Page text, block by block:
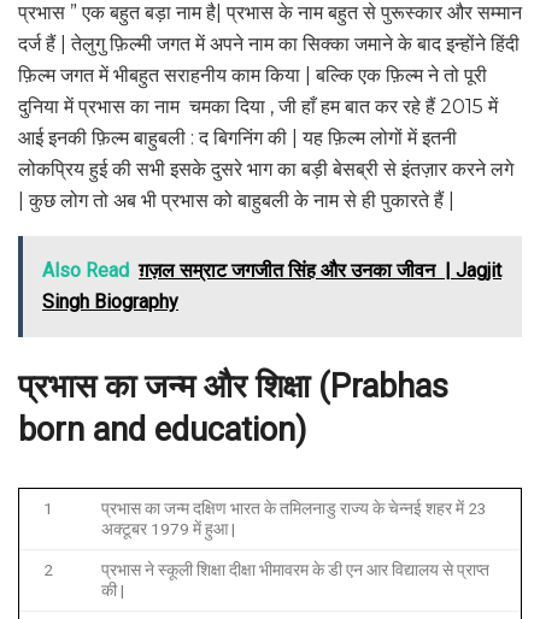
प्रभास ” एक बहुत बड़ा नाम है| प्रभास के नाम बहुत से पुरूस्कार और सम्मान
दर्ज हैं | तेलुगु फ़िल्मी जगत में अपने नाम का सिक्का जमाने के बाद इन्होंने हिंदी
फ़िल्म जगत में भीबहुत सराहनीय काम किया | बल्कि एक फ़िल्म ने तो पूरी
दुनिया में प्रभास का नाम चमका दिया , जी हाँ हम बात कर रहे हैं 2015 में
आई इनकी फ़िल्म बाहुबली : द बिगनिंग की | यह फ़िल्म लोगों में इतनी
लोकप्रिय हुई की सभी इसके दुसरे भाग का बड़ी बेसब्री से इंतज़ार करने लगे
| कुछ लोग तो अब भी प्रभास को बाहुबली के नाम से ही पुकारते हैं |
Also Read ग़ज़ल सम्राट जगजीत सिंह और उनका जीवन | Jagjit
Singh Biography
प्रभास का जन्म और शिक्षा (Prabhas
born and education)
1
प्रभास का जन्म दक्षिण भारत के तमिलनाडु राज्य के चेन्नई शहर में 23
अक्टूबर 1979 में हुआ |
2
प्रभास ने स्कूली शिक्षा दीक्षा भीमावरम के डी एन आर विद्यालय से प्राप्त
की |